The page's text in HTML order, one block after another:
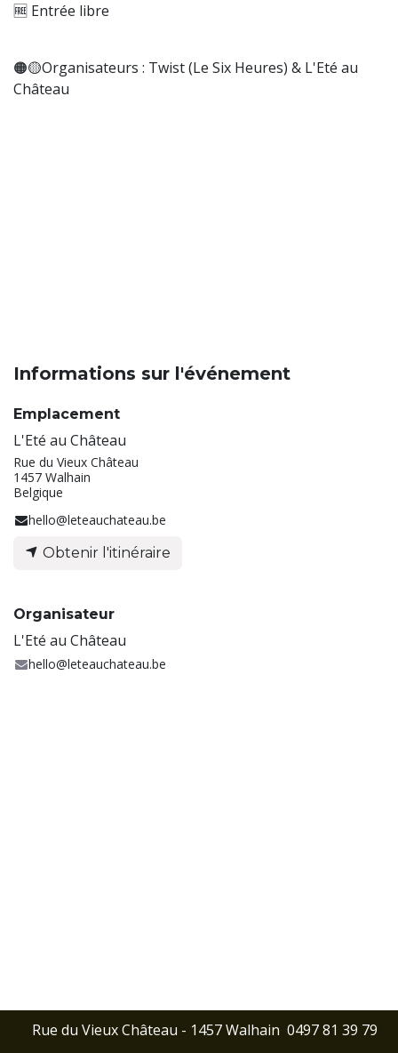
🆓 Entrée libre
🟠🟡Organisateurs : Twist (Le Six Heures) & L'Eté au
Château
Informations sur l'événement
Emplacement
L'Eté au Château
Rue du Vieux Château
1457 Walhain
Belgique
hello@leteauchateau.be
Obtenir l'itinéraire
Organisateur
L'Eté au Château
hello@leteauchateau.be
Rue du Vieux Château - 1457 Walhain 0497 81 39 79